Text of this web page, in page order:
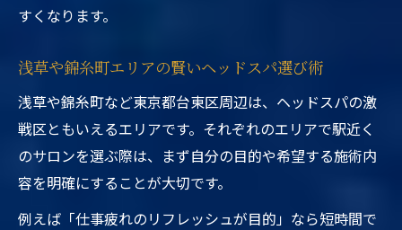
すくなります。
浅草や錦糸町エリアの賢いヘッドスパ選び術
浅草や錦糸町など東京都台東区周辺は、ヘッドスパの激
戦区ともいえるエリアです。それぞれのエリアで駅近く
のサロンを選ぶ際は、まず自分の目的や希望する施術内
容を明確にすることが大切です。
例えば「仕事疲れのリフレッシュが目的」なら短時間で